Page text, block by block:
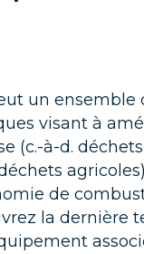
un
visant à
(c.-à-d.
de
la dernière